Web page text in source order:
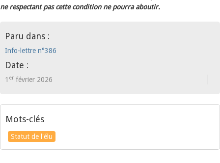
ne respectant pas cette condition ne pourra aboutir.
Paru dans :
Info-lettre n°386
Date :
1 er février 2026
Mots-clés
Statut de l'élu